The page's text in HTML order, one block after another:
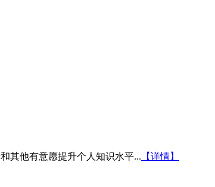
其他有意愿提升个人知识水平... 【详情】